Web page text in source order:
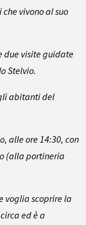
vivono al suo
due visite guidate
Stelvio.
abitanti del
alle ore 14:30, con
(alla portineria
voglia scoprire la
ed è a